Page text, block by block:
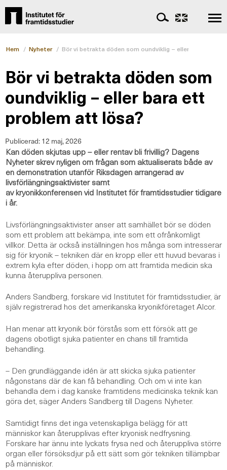
Hem / Nyheter / Bör vi betrakta döden som oundviklig – eller bara ett
Bör vi betrakta döden som
oundviklig – eller bara ett
problem att lösa?
Publicerad:12 maj, 2026
Kan döden skjutas upp – eller rentav bli frivillig? Dagens
Nyheter skrev nyligen om frågan som aktualiserats både av
en demonstration utanför Riksdagen arrangerad av
livsförlängningsaktivister samt
avkryonikkonferensenvid Institutetförframtidsstudier tidigare
i år.
Livsförlängningsaktivister anser att samhället bör se döden
som ett problem att bekämpa, inte som ett ofrånkomligt
villkor. Detta är också inställningen hos många som intresserar
sig för kryonik – tekniken där en kropp eller ett huvud bevaras i
extrem kyla efter döden, i hopp om att framtida medicin ska
kunna återuppliva personen.
Anders Sandberg, forskare vid Institutet för framtidsstudier, är
själv registrerad hos det amerikanska kryonikföretaget Alcor.
Han menar att kryonik bör förstås som ett försök att ge
dagens obotligt sjuka patienter en chans till framtida
behandling.
– Den grundläggande idén är att skicka sjuka patienter
någonstans där de kan få behandling. Och om vi inte kan
behandla dem i dag kanske framtidens medicinska teknik kan
göra det, säger Anders Sandberg till Dagens Nyheter.
Samtidigt finns det inga vetenskapliga belägg för att
människor kan återupplivas efter kryonisk nedfrysning.
Forskare har ännu inte lyckats frysa ned och återuppliva större
organ eller försöksdjur på ett sätt som gör tekniken tillämpbar
på människor.